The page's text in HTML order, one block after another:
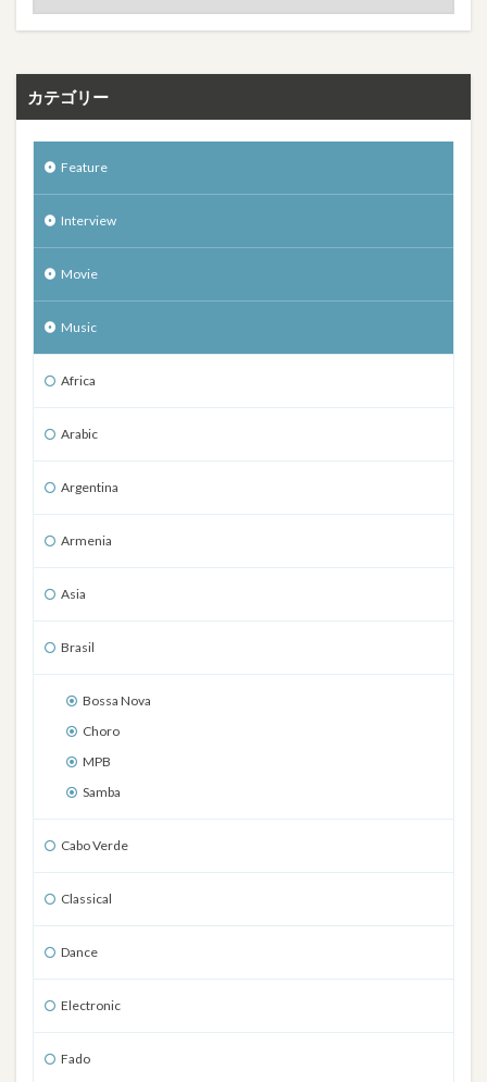
カテゴリー
Feature
Interview
Movie
Music
Africa
Arabic
Argentina
Armenia
Asia
Brasil
Bossa Nova
Choro
MPB
Samba
Cabo Verde
Classical
Dance
Electronic
Fado